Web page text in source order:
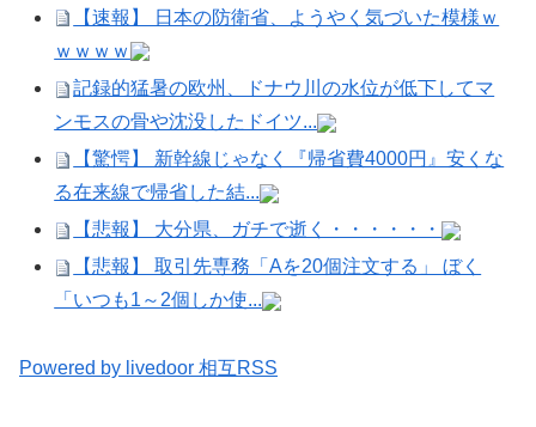
【速報】 日本の防衛省、ようやく気づいた模様ｗ
ｗｗｗｗ
記録的猛暑の欧州、ドナウ川の水位が低下してマ
ンモスの骨や沈没したドイツ...
【驚愕】 新幹線じゃなく『帰省費4000円』安くな
る在来線で帰省した結...
【悲報】 大分県、ガチで逝く・・・・・・
【悲報】 取引先専務「Aを20個注文する」 ぼく
「いつも1～2個しか使...
Powered by livedoor 相互RSS